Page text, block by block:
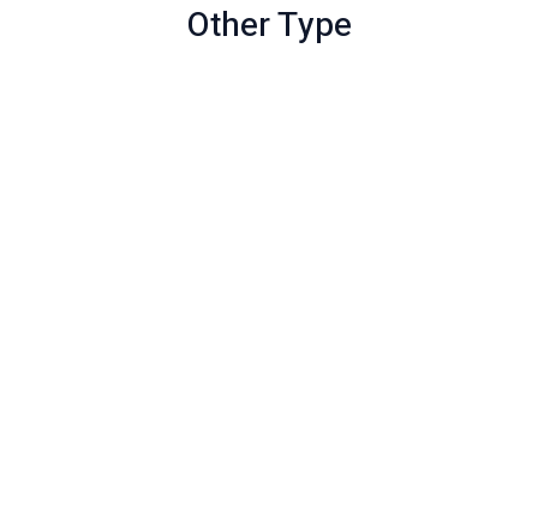
Other Type